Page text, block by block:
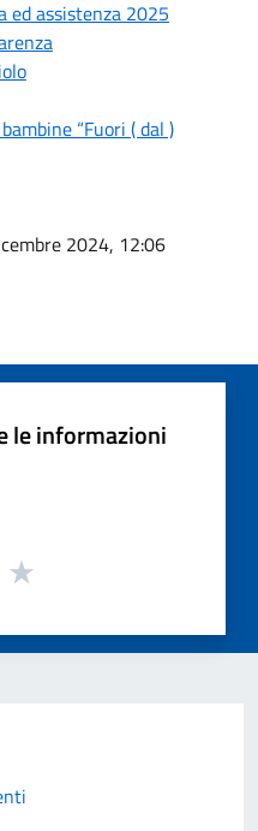
ed assistenza 2025
“Fuori ( dal )
2024, 12:06
le informazioni